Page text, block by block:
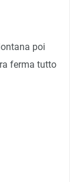
poi
ferma tutto